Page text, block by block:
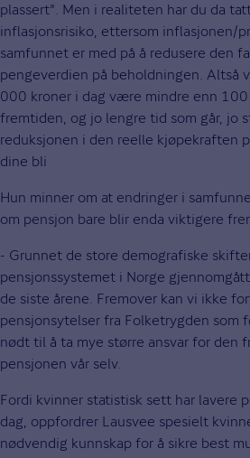
plassert". Men i realiteten har du da
inflasjonsrisiko, ettersom inflasjonen/
samfunnet er med på å redusere den
pengeverdien på beholdningen. Altså
000 kroner i dag være mindre enn
fremtiden, og jo lengre tid som går, jo
reduksjonen i den reelle kjøpekraften
dine bli
Hun minner om at endringer i
om pensjon bare blir enda viktigere
- Grunnet de store demografiske
pensjonssystemet i Norge
de siste årene. Fremover kan vi ikke
pensjonsytelser fra Folketrygden som
nødt til å ta mye større ansvar for den
pensjonen vår selv.
Fordi kvinner statistisk sett har lavere
dag, oppfordrer Lausvee spesielt
nødvendig kunnskap for å sikre best